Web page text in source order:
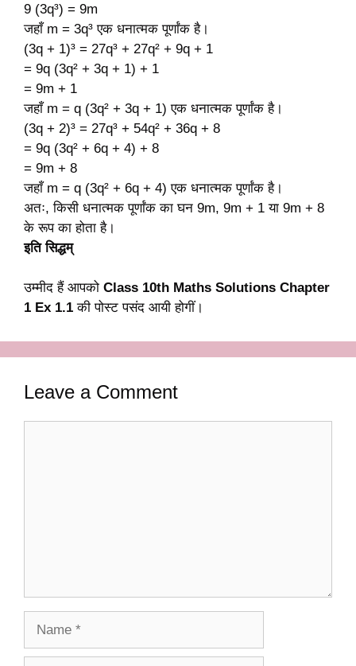
9 (3q³) = 9m
जहाँ m = 3q³ एक धनात्मक पूर्णांक है।
(3q + 1)³ = 27q³ + 27q² + 9q + 1
= 9q (3q² + 3q + 1) + 1
= 9m + 1
जहाँ m = q (3q² + 3q + 1) एक धनात्मक पूर्णांक है।
(3q + 2)³ = 27q³ + 54q² + 36q + 8
= 9q (3q² + 6q + 4) + 8
= 9m + 8
जहाँ m = q (3q² + 6q + 4) एक धनात्मक पूर्णांक है।
अतः, किसी धनात्मक पूर्णांक का घन 9m, 9m + 1 या 9m + 8
के रूप का होता है।
इति सिद्धम्
उम्मीद हैं आपको Class 10th Maths Solutions Chapter
1 Ex 1.1 की पोस्ट पसंद आयी होगीं।
Leave a Comment